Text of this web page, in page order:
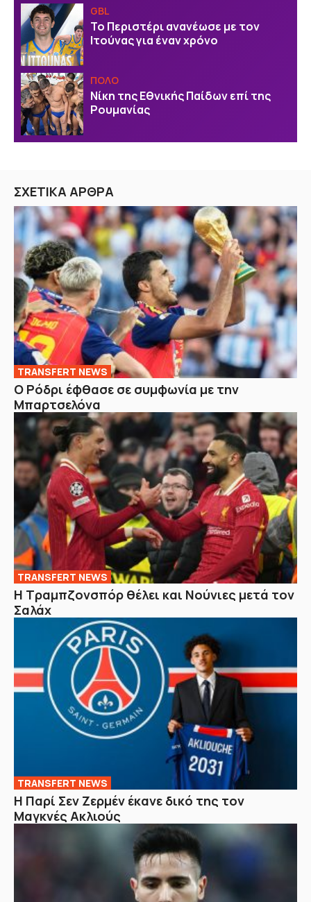
GBL
Το Περιστέρι ανανέωσε με τον
Ιτούνας για έναν χρόνο
ΠΟΛΟ
Νίκη της Εθνικής Παίδων επί της
Ρουμανίας
ΣΧΕΤΙΚΑ ΑΡΘΡΑ
TRANSFERT NEWS
O Ρόδρι έφθασε σε συμφωνία με την
Μπαρτσελόνα
TRANSFERT NEWS
Η Τραμπζονσπόρ θέλει και Νούνιες μετά τον
Σαλάχ
TRANSFERT NEWS
Η Παρί Σεν Ζερμέν έκανε δικό της τον
Μαγκνές Ακλιούς